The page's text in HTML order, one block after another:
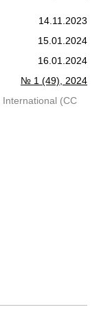
14.11.2023
15.01.2024
16.01.2024
№ 1 (49), 2024
(CC